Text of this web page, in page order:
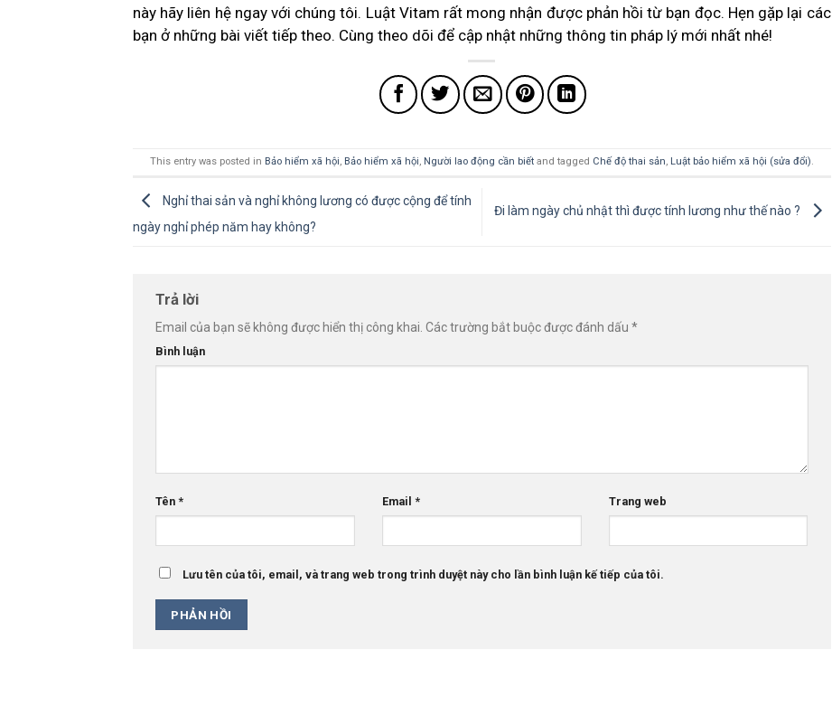
này hãy liên hệ ngay với chúng tôi. Luật Vitam rất mong nhận được phản hồi từ bạn đọc. Hẹn gặp lại các
bạn ở những bài viết tiếp theo. Cùng theo dõi để cập nhật những thông tin pháp lý mới nhất nhé!
This entry was posted in Bảo hiểm xã hội, Bảo hiểm xã hội, Người lao động cần biếtand tagged Chế độ thai sản, Luật bảo hiểm xã hội (sửa đổi).
Nghỉ thai sản và nghỉ không lương có được cộng để tính
ngày nghỉ phép năm hay không?
Đi làm ngày chủ nhật thì được tính lương như thế nào ?
Trả lời
Email của bạn sẽ không được hiển thị công khai. Các trường bắt buộc được đánh dấu *
Bình luận
Tên * Email * Trang web
Lưu tên của tôi, email, và trang web trong trình duyệt này cho lần bình luận kế tiếp của tôi.